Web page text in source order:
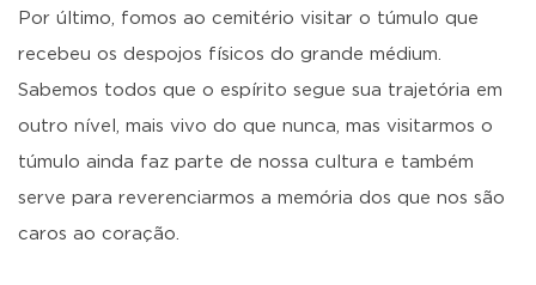
Por último, fomos ao cemitério visitar o túmulo que
recebeu os despojos físicos do grande médium.
Sabemos todos que o espírito segue sua trajetória em
outro nível, mais vivo do que nunca, mas visitarmos o
túmulo ainda faz parte de nossa cultura e também
serve para reverenciarmos a memória dos que nos são
caros ao coração.